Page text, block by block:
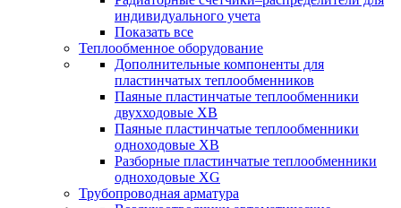
индивидуального учета
Показать все
Теплообменное оборудование
Дополнительные компоненты для
пластинчатых теплообменников
Паяные пластинчатые теплообменники
двухходовые XB
Паяные пластинчатые теплообменники
одноходовые ХВ
Разборные пластинчатые теплообменники
одноходовые ХG
Трубопроводная арматура